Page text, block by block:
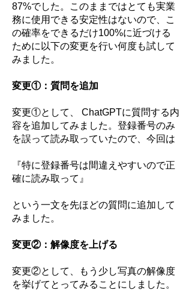
87%でした。このままではとても実業
務に使用できる安定性はないので、こ
の確率をできるだけ100%に近づける
ために以下の変更を行い何度も試して
みました。
変更①：質問を追加
変更①として、 ChatGPTに質問する内
容を追加してみました。登録番号のみ
を誤って読み取っていたので、今回は
『特に登録番号は間違えやすいので正
確に読み取って』
という一文を先ほどの質問に追加して
みました。
変更②：解像度を上げる
変更②として、もう少し写真の解像度
を挙げてとってみることにしました。